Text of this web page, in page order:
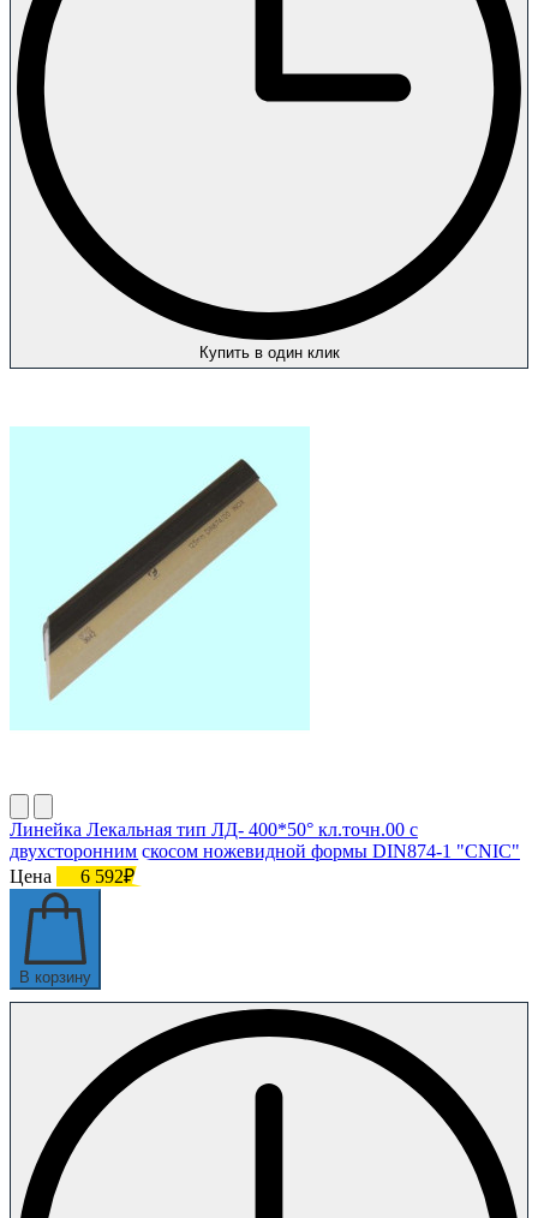
Купить в один клик
Линейка Лекальная тип ЛД- 400*50° кл.точн.00 с
двухсторонним скосом ножевидной формы DIN874-1 "CNIC"
Цена
6 592₽
В корзину